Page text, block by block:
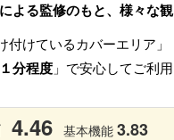
よる監修のもと、様々な
付けているカバーエリア
１分程度 」で安心してご利